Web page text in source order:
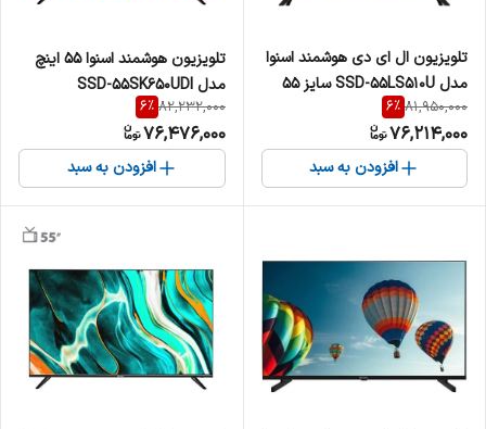
تلویزیون ال ای دی هوشمند اسنوا
مدل SSD-55LS510U سایز 55
اینچ
81,950,000
6%
76,214,000
افزودن به سبد
تلویزیون هوشمند اسنوا 55 اینچ
مدل SSD-55SK650UDI
82,232,000
6%
76,476,000
افزودن به سبد